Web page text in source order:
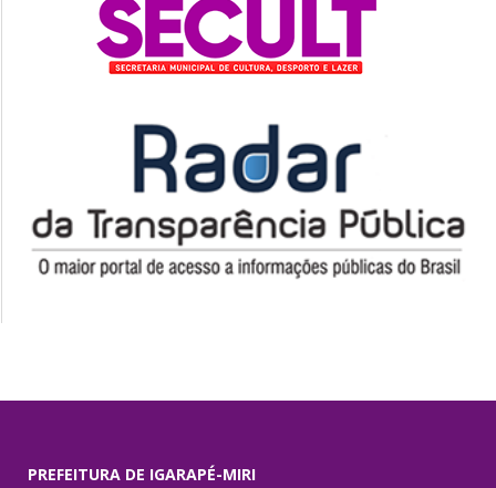
PREFEITURA DE IGARAPÉ-MIRI